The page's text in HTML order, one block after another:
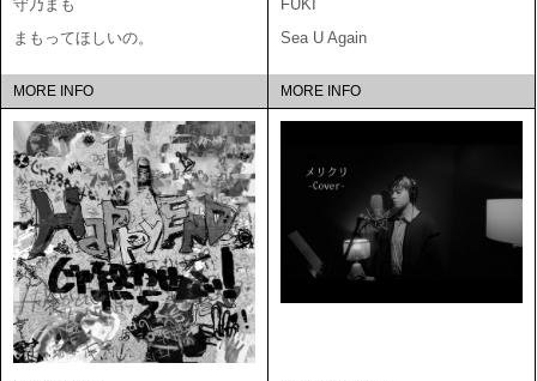
守乃まも
まもってほしいの。
MORE INFO
FUKI
Sea U Again
MORE INFO